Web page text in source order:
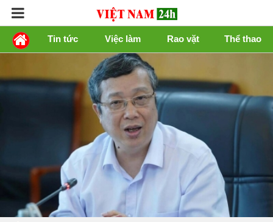
Tin tức Việc làm Rao vặt Thể thao